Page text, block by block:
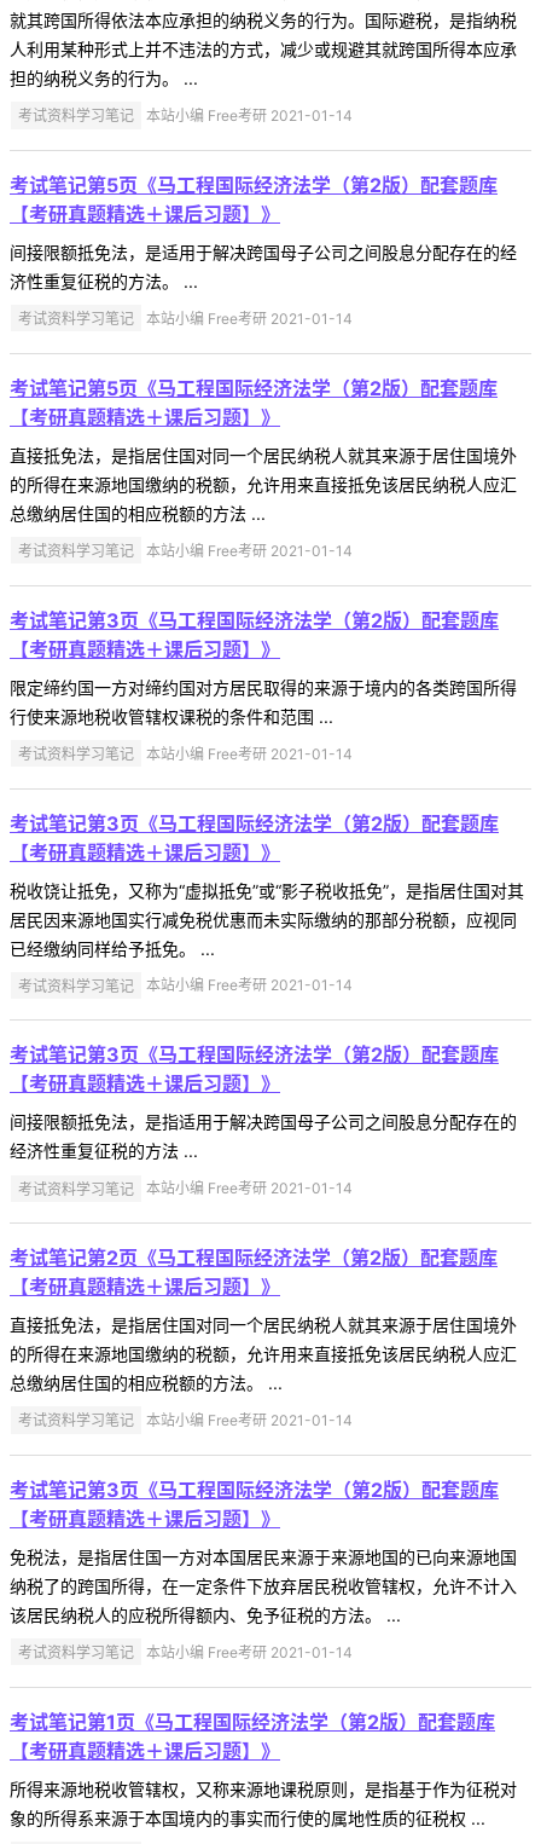
就其跨国所得依法本应承担的纳税义务的行为。国际避税，是指纳税
人利用某种形式上并不违法的方式，减少或规避其就跨国所得本应承
担的纳税义务的行为。 ...
考试资料学习笔记 本站小编 Free考研 2021-01-14
考试笔记第5页《马工程国际经济法学（第2版）配套题库
【考研真题精选＋课后习题】》
间接限额抵免法，是适用于解决跨国母子公司之间股息分配存在的经
济性重复征税的方法。 ...
考试资料学习笔记 本站小编 Free考研 2021-01-14
考试笔记第5页《马工程国际经济法学（第2版）配套题库
【考研真题精选＋课后习题】》
直接抵免法，是指居住国对同一个居民纳税人就其来源于居住国境外
的所得在来源地国缴纳的税额，允许用来直接抵免该居民纳税人应汇
总缴纳居住国的相应税额的方法 ...
考试资料学习笔记 本站小编 Free考研 2021-01-14
考试笔记第3页《马工程国际经济法学（第2版）配套题库
【考研真题精选＋课后习题】》
限定缔约国一方对缔约国对方居民取得的来源于境内的各类跨国所得
行使来源地税收管辖权课税的条件和范围 ...
考试资料学习笔记 本站小编 Free考研 2021-01-14
考试笔记第3页《马工程国际经济法学（第2版）配套题库
【考研真题精选＋课后习题】》
税收饶让抵免，又称为“虚拟抵免”或“影子税收抵免”，是指居住国对其
居民因来源地国实行减免税优惠而未实际缴纳的那部分税额，应视同
已经缴纳同样给予抵免。 ...
考试资料学习笔记 本站小编 Free考研 2021-01-14
考试笔记第3页《马工程国际经济法学（第2版）配套题库
【考研真题精选＋课后习题】》
间接限额抵免法，是指适用于解决跨国母子公司之间股息分配存在的
经济性重复征税的方法 ...
考试资料学习笔记 本站小编 Free考研 2021-01-14
考试笔记第2页《马工程国际经济法学（第2版）配套题库
【考研真题精选＋课后习题】》
直接抵免法，是指居住国对同一个居民纳税人就其来源于居住国境外
的所得在来源地国缴纳的税额，允许用来直接抵免该居民纳税人应汇
总缴纳居住国的相应税额的方法。 ...
考试资料学习笔记 本站小编 Free考研 2021-01-14
考试笔记第3页《马工程国际经济法学（第2版）配套题库
【考研真题精选＋课后习题】》
免税法，是指居住国一方对本国居民来源于来源地国的已向来源地国
纳税了的跨国所得，在一定条件下放弃居民税收管辖权，允许不计入
该居民纳税人的应税所得额内、免予征税的方法。 ...
考试资料学习笔记 本站小编 Free考研 2021-01-14
考试笔记第1页《马工程国际经济法学（第2版）配套题库
【考研真题精选＋课后习题】》
所得来源地税收管辖权，又称来源地课税原则，是指基于作为征税对
象的所得系来源于本国境内的事实而行使的属地性质的征税权 ...